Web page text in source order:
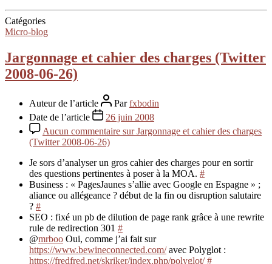
Catégories
Micro-blog
Jargonnage et cahier des charges (Twitter
2008-06-26)
Auteur de l’article Parfxbodin
Date de l’article
26 juin 2008
Aucun commentaire sur Jargonnage et cahier des charges
(Twitter 2008-06-26)
Je sors d’analyser un gros cahier des charges pour en sortir
des questions pertinentes à poser à la MOA. #
Business : « PagesJaunes s’allie avec Google en Espagne » ;
aliance ou allégeance ? début de la fin ou disruption salutaire
? #
SEO : fixé un pb de dilution de page rank grâce à une rewrite
rule de redirection 301 #
@mrboo Oui, comme j’ai fait sur
https://www.bewineconnected.com/avec Polyglot :
https://fredfred.net/skriker/index.php/polyglot/ #